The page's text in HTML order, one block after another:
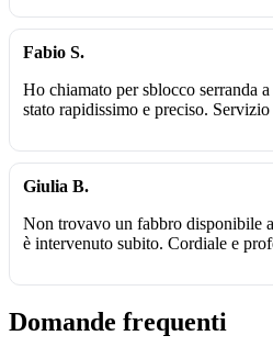
Fabio S.
Ho chiamato per sblocco serranda
stato rapidissimo e preciso.
Giulia B.
Non trovavo un fabbro disponibile
è intervenuto subito. Cordiale e
Domande frequenti